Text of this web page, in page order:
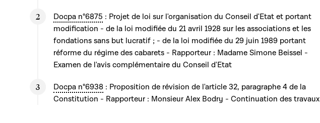
Docpa n°6875 : Projet de loi sur l'organisation du Conseil d'Etat et portant
modification - de la loi modifiée du 21 avril 1928 sur les associations et les
fondations sans but lucratif ; - de la loi modifiée du 29 juin 1989 portant
réforme du régime des cabarets - Rapporteur : Madame Simone Beissel -
Examen de l'avis complémentaire du Conseil d'Etat
Docpa n°6938 : Proposition de révision de l'article 32, paragraphe 4 de la
Constitution - Rapporteur : Monsieur Alex Bodry - Continuation des travaux